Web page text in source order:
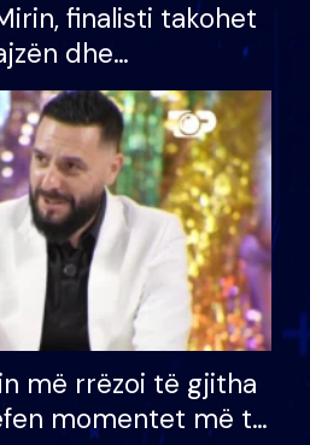
finalisti takohet
dhe
ndonjë letër
më rrëzoi të gjitha
momentet më të